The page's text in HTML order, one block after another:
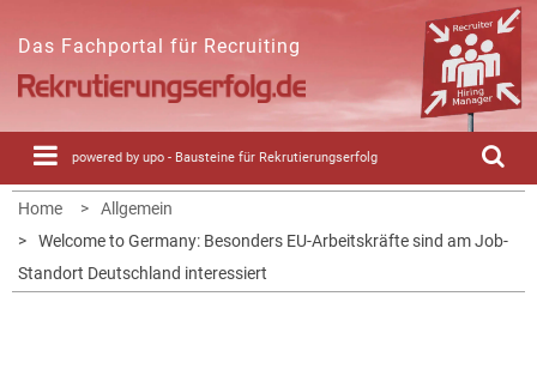
content
Das Fachportal für Recruiting
powered by upo - Bausteine für Rekrutierungserfolg
Home
Allgemein
Welcome to Germany: Besonders EU-Arbeitskräfte sind am Job-
Standort Deutschland interessiert